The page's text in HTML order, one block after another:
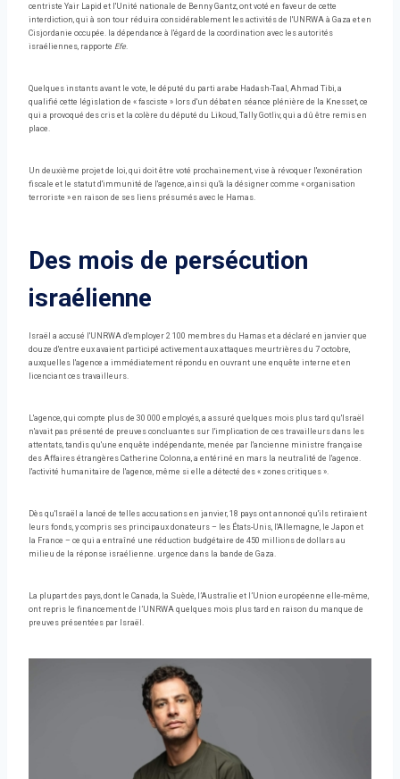
centriste Yair Lapid et l'Unité nationale de Benny Gantz, ont voté en faveur de cette
interdiction, qui à son tour réduira considérablement les activités de l'UNRWA à Gaza et en
Cisjordanie occupée. la dépendance à l'égard de la coordination avec les autorités
israéliennes, rapporte Efe.
Quelques instants avant le vote, le député du parti arabe Hadash-Taal, Ahmad Tibi, a
qualifié cette législation de « fasciste » lors d'un débat en séance plénière de la Knesset, ce
qui a provoqué des cris et la colère du député du Likoud, Tally Gotliv, qui a dû être remis en
place.
Un deuxième projet de loi, qui doit être voté prochainement, vise à révoquer l'exonération
fiscale et le statut d'immunité de l'agence, ainsi qu'à la désigner comme « organisation
terroriste » en raison de ses liens présumés avec le Hamas.
Des mois de persécution
israélienne
Israël a accusé l'UNRWA d'employer 2 100 membres du Hamas et a déclaré en janvier que
douze d'entre eux avaient participé activement aux attaques meurtrières du 7 octobre,
auxquelles l'agence a immédiatement répondu en ouvrant une enquête interne et en
licenciant ces travailleurs.
L'agence, qui compte plus de 30 000 employés, a assuré quelques mois plus tard qu'Israël
n'avait pas présenté de preuves concluantes sur l'implication de ces travailleurs dans les
attentats, tandis qu'une enquête indépendante, menée par l'ancienne ministre française
des Affaires étrangères Catherine Colonna, a entériné en mars la neutralité de l'agence.
l'activité humanitaire de l'agence, même si elle a détecté des « zones critiques ».
Dès qu'Israël a lancé de telles accusations en janvier, 18 pays ont annoncé qu'ils retiraient
leurs fonds, y compris ses principaux donateurs – les États-Unis, l'Allemagne, le Japon et
la France – ce qui a entraîné une réduction budgétaire de 450 millions de dollars au
milieu de la réponse israélienne. urgence dans la bande de Gaza.
La plupart des pays, dont le Canada, la Suède, l’Australie et l’Union européenne elle-même,
ont repris le financement de l’UNRWA quelques mois plus tard en raison du manque de
preuves présentées par Israël.